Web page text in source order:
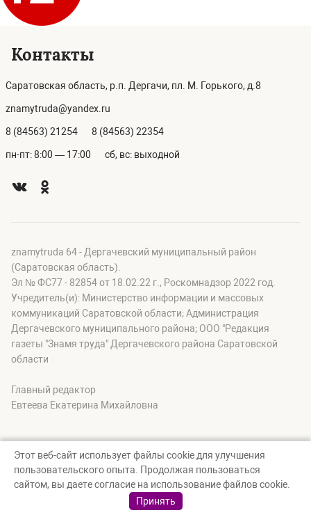
Контакты
Саратовская область, р.п. Дергачи, пл. М. Горького, д.8
znamytruda@yandex.ru
8 (84563) 21254 8 (84563) 22354
пн-пт: 8:00 — 17:00 сб, вс: выходной
znamytruda 64 - Дергачевский муниципальный район
(Саратовская область).
Эл № ФС77 - 82854 от 18.02.22 г., Роскомнадзор 2022 год.
Учредитель(и): Министерство информации и массовых
коммуникаций Саратовской области; Администрация
Дергачевского муниципального района; OOO "Редакция
газеты "Знамя труда" Дергачевского района Саратовской
области
Главный редактор
Евтеева Екатерина Михайловна
© Знамя труда 64, 2026
Создание сайта — nopreset
Этот веб-сайт использует файлы cookie для улучшения
пользовательского опыта. Продолжая пользоваться
сайтом, вы даете согласие на использование файлов cookie.
Принять